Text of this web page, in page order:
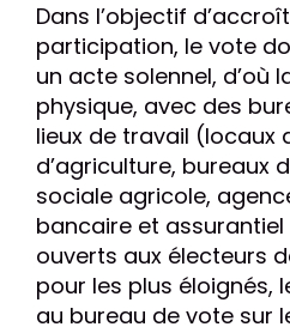
Dans l’objectif
participation, le vote
un acte solennel, d’où
physique, avec des
lieux de travail (locaux
d’agriculture, bureaux
sociale agricole,
bancaire et
ouverts aux électeurs
pour les plus éloignés,
au bureau de vote sur